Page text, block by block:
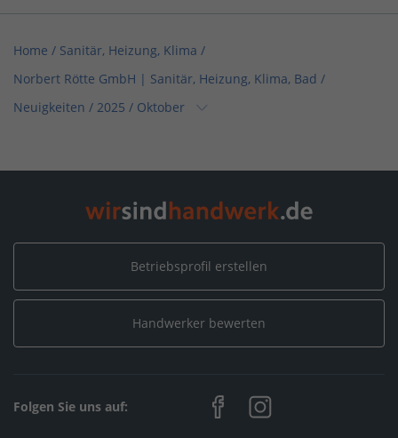
Home / Sanitär, Heizung, Klima /
Norbert Rötte GmbH | Sanitär, Heizung, Klima, Bad /
Neuigkeiten / 2025 / Oktober
Norbert Rötte GmbH | Sanitär, Heizung, Klima, Bad /
2025 Oktober
Home / Sanitär, Heizung, Klima / Heizungsbau & Klimatechnik
Norbert Rötte GmbH | Sanitär, Heizung, Klima, Bad
Neuigkeiten / 2025 / Oktober
Sanitär, Heizung, Klima / Bad & Sanitär
Betriebsprofil erstellen
Handwerker bewerten
Folgen Sie uns auf: